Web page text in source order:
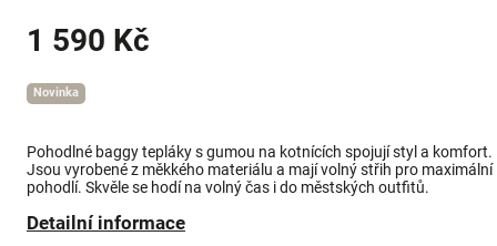
1 590 Kč
Novinka
Pohodlné baggy tepláky s gumou na kotnících spojují styl a komfort.
Jsou vyrobené z měkkého materiálu a mají volný střih pro maximální
pohodlí. Skvěle se hodí na volný čas i do městských outfitů.
Detailní informace